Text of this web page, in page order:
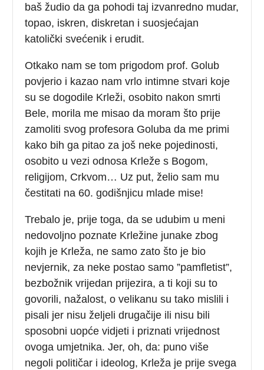
baš žudio da ga pohodi taj izvanredno mudar,
topao, iskren, diskretan i suosjećajan
katolički svećenik i erudit.
Otkako nam se tom prigodom prof. Golub
povjerio i kazao nam vrlo intimne stvari koje
su se dogodile Krleži, osobito nakon smrti
Bele, morila me misao da moram što prije
zamoliti svog profesora Goluba da me primi
kako bih ga pitao za još neke pojedinosti,
osobito u vezi odnosa Krleže s Bogom,
religijom, Crkvom… Uz put, želio sam mu
čestitati na 60. godišnjicu mlade mise!
Trebalo je, prije toga, da se udubim u meni
nedovoljno poznate Krležine junake zbog
kojih je Krleža, ne samo zato što je bio
nevjernik, za neke postao samo ”pamfletist”,
bezbožnik vrijedan prijezira, a ti koji su to
govorili, nažalost, o velikanu su tako mislili i
pisali jer nisu željeli drugačije ili nisu bili
sposobni uopće vidjeti i priznati vrijednost
ovoga umjetnika. Jer, oh, da: puno više
negoli političar i ideolog, Krleža je prije svega